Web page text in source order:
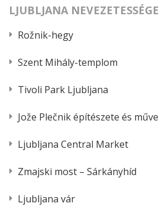
LJUBLJANA
Rožnik-hegy
Szent Mihály-templom
Tivoli Park Ljubljana
Jože Plečnik építészete és
Ljubljana Central Market
Zmajski most – Sárkányhíd
Ljubljana vár